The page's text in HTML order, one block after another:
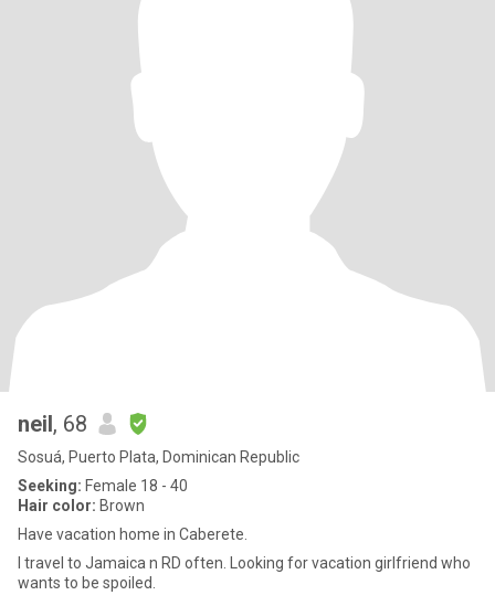
neil, 68
Sosuá, Puerto Plata, Dominican Republic
Seeking: Female 18 - 40
Hair color: Brown
Have vacation home in Caberete.
I travel to Jamaica n RD often. Looking for vacation girlfriend who
wants to be spoiled.